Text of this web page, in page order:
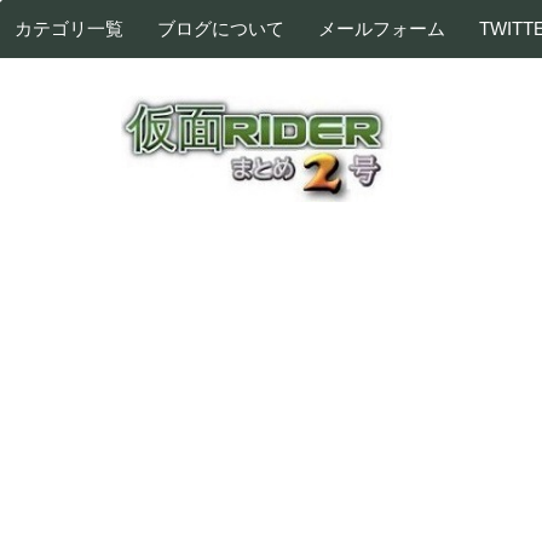
カテゴリ一覧 ブログについて メールフォーム